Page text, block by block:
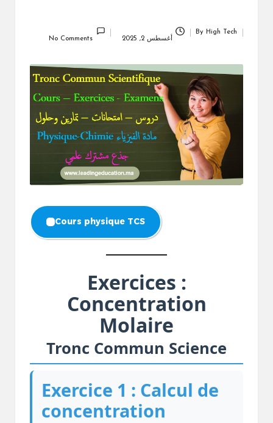
ByHigh Tech
أغسطس 2, 2025
No Comments
Cours physique TCS
Exercices :
Concentration
Molaire
Tronc Commun Science
Exercice 1 : Calcul de
concentration